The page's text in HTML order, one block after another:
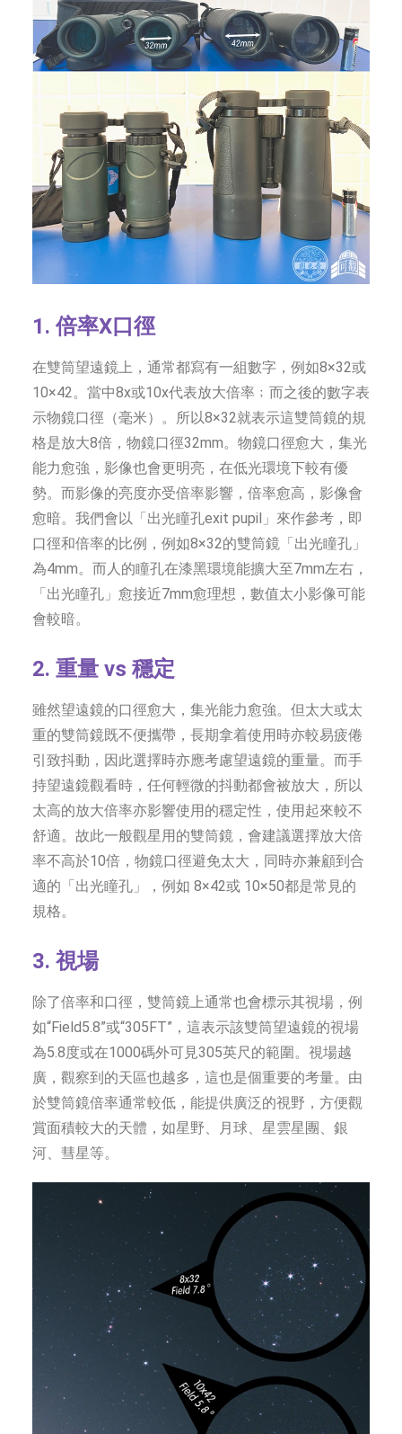
1. 倍率X口徑
在雙筒望遠鏡上，通常都寫有一組數字，例如8×32或
10×42。當中8x或10x代表放大倍率﹔而之後的數字表
示物鏡口徑（毫米）。所以8×32就表示這雙筒鏡的規
格是放大8倍，物鏡口徑32mm。物鏡口徑愈大，集光
能力愈強，影像也會更明亮，在低光環境下較有優
勢。而影像的亮度亦受倍率影響，倍率愈高，影像會
愈暗。我們會以「出光瞳孔exit pupil」來作參考，即
口徑和倍率的比例，例如8×32的雙筒鏡「出光瞳孔」
為4mm。而人的瞳孔在漆黑環境能擴大至7mm左右，
「出光瞳孔」愈接近7mm愈理想，數值太小影像可能
會較暗。
2. 重量 vs 穩定
雖然望遠鏡的口徑愈大，集光能力愈強。但太大或太
重的雙筒鏡既不便攜帶，長期拿着使用時亦較易疲倦
引致抖動，因此選擇時亦應考慮望遠鏡的重量。而手
持望遠鏡觀看時，任何輕微的抖動都會被放大，所以
太高的放大倍率亦影響使用的穩定性，使用起來較不
舒適。故此一般觀星用的雙筒鏡，會建議選擇放大倍
率不高於10倍，物鏡口徑避免太大，同時亦兼顧到合
適的「出光瞳孔」，例如 8×42或 10×50都是常見的
規格。
3. 視場
除了倍率和口徑，雙筒鏡上通常也會標示其視場，例
如“Field5.8”或“305FT”，這表示該雙筒望遠鏡的視場
為5.8度或在1000碼外可見305英尺的範圍。視場越
廣，觀察到的天區也越多，這也是個重要的考量。由
於雙筒鏡倍率通常較低，能提供廣泛的視野，方便觀
賞面積較大的天體，如星野、月球、星雲星團、銀
河、彗星等。